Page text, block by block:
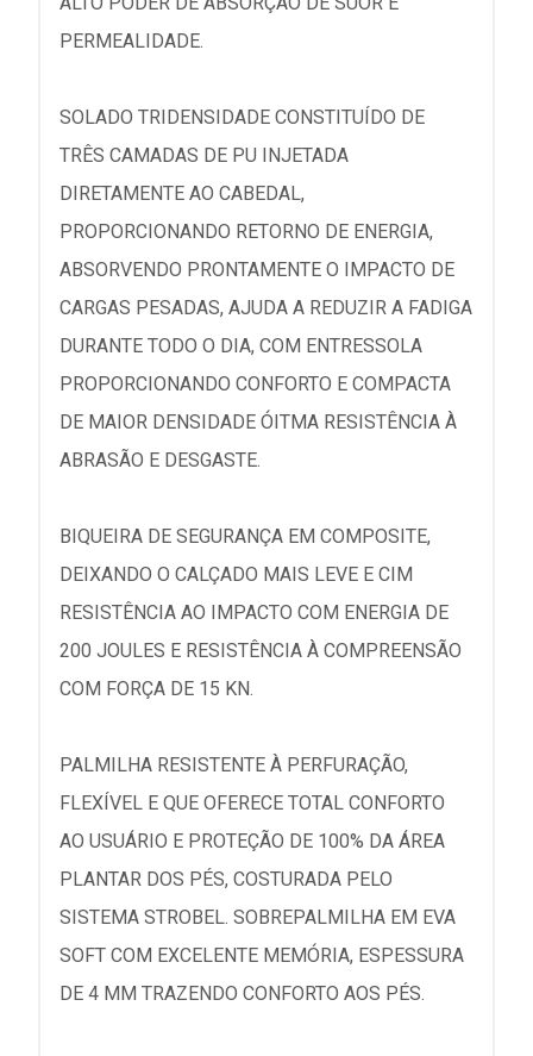
PERMEALIDADE.
SOLADO TRIDENSIDADE CONSTITUÍDO DE
TRÊS CAMADAS DE PU INJETADA
DIRETAMENTE AO CABEDAL,
PROPORCIONANDO RETORNO DE ENERGIA,
ABSORVENDO PRONTAMENTE O IMPACTO DE
CARGAS PESADAS, AJUDA A REDUZIR A FADIGA
DURANTE TODO O DIA, COM ENTRESSOLA
PROPORCIONANDO CONFORTO E COMPACTA
DE MAIOR DENSIDADE ÓITMA RESISTÊNCIA À
ABRASÃO E DESGASTE.
BIQUEIRA DE SEGURANÇA EM COMPOSITE,
DEIXANDO O CALÇADO MAIS LEVE E CIM
RESISTÊNCIA AO IMPACTO COM ENERGIA DE
200 JOULES E RESISTÊNCIA À COMPREENSÃO
COM FORÇA DE 15 KN.
PALMILHA RESISTENTE À PERFURAÇÃO,
FLEXÍVEL E QUE OFERECE TOTAL CONFORTO
AO USUÁRIO E PROTEÇÃO DE 100% DA ÁREA
PLANTAR DOS PÉS, COSTURADA PELO
SISTEMA STROBEL. SOBREPALMILHA EM EVA
SOFT COM EXCELENTE MEMÓRIA, ESPESSURA
DE 4 MM TRAZENDO CONFORTO AOS PÉS.